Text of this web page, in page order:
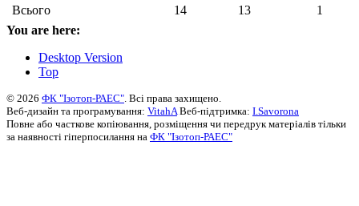
Всього 14 13
1
You are here:
Desktop Version
Top
© 2026 ФК "Ізотоп-РАЕС" . Всі права захищено.
Веб-дизайн та програмування: VitahA Веб-підтримка: I.Savorona
Повне або часткове копіювання, розміщення чи передрук матеріалів тільки
за наявності гіперпосилання на ФК "Ізотоп-РАЕС"